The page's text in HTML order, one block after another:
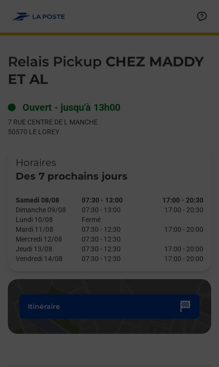
Relais Pickup CHEZ MADDY
ET AL
Ouvert - jusqu'à 13h00
7 RUE CENTRE DE L MANCHE
50570 LE LOREY
Horaires
Des 7 prochains jours
Samedi 08/08 07:30 - 13:00 17:00 - 20:30
Dimanche 09/08
07:30 - 13:00 17:00 - 20:30
Lundi 10/08
Fermé
Mardi 11/08
07:30 - 12:30 17:00 - 20:00
Mercredi 12/08
07:30 - 12:30
Jeudi 13/08
07:30 - 12:30 17:00 - 20:00
Vendredi 14/08
07:30 - 12:30 17:00 - 20:00
Itinéraire